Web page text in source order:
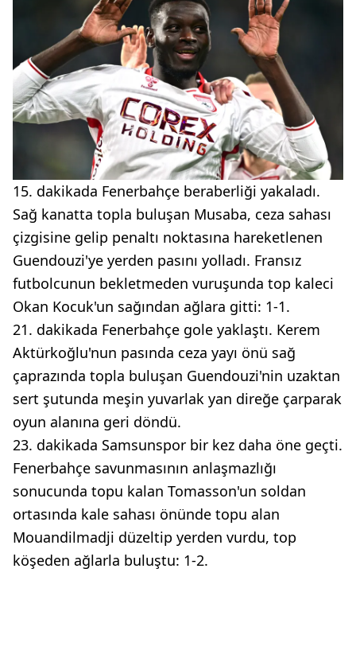
15. dakikada Fenerbahçe beraberliği yakaladı.
Sağ kanatta topla buluşan Musaba, ceza sahası
çizgisine gelip penaltı noktasına hareketlenen
Guendouzi'ye yerden pasını yolladı. Fransız
futbolcunun bekletmeden vuruşunda top kaleci
Okan Kocuk'un sağından ağlara gitti: 1-1.
21. dakikada Fenerbahçe gole yaklaştı. Kerem
Aktürkoğlu'nun pasında ceza yayı önü sağ
çaprazında topla buluşan Guendouzi'nin uzaktan
sert şutunda meşin yuvarlak yan direğe çarparak
oyun alanına geri döndü.
23. dakikada Samsunspor bir kez daha öne geçti.
Fenerbahçe savunmasının anlaşmazlığı
sonucunda topu kalan Tomasson'un soldan
ortasında kale sahası önünde topu alan
Mouandilmadji düzeltip yerden vurdu, top
köşeden ağlarla buluştu: 1-2.